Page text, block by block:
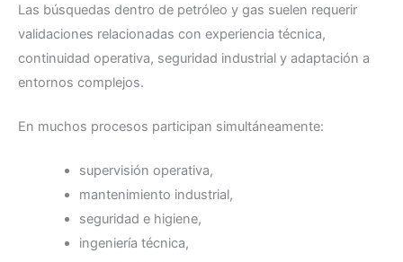
Las búsquedas dentro de petróleo y gas suelen requerir
validaciones relacionadas con experiencia técnica,
continuidad operativa, seguridad industrial y adaptación a
entornos complejos.
En muchos procesos participan simultáneamente:
supervisión operativa,
mantenimiento industrial,
seguridad e higiene,
ingeniería técnica,